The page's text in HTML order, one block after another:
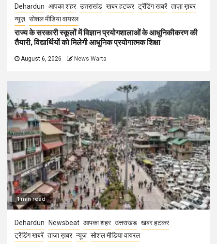
Dehardun आपका शहर उत्तराखंड खबर हटकर ट्रेंडिंग खबरें ताज़ा ख़बर
न्यूज़ सोशल मीडिया वायरल
राज्य के सरकारी स्कूलों में विज्ञान प्रयोगशालाओं के आधुनिकीकरण की
तैयारी, विद्यार्थियों को मिलेगी आधुनिक प्रयोगात्मक शिक्षा
August 6, 2026 News Warta
1 min read
Dehardun Newsbeat आपका शहर उत्तराखंड खबर हटकर
ट्रेंडिंग खबरें ताज़ा ख़बर न्यूज़ सोशल मीडिया वायरल